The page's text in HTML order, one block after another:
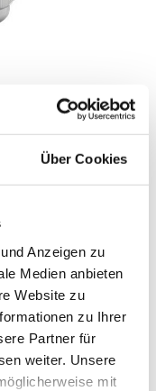
Über Cookies
Anzeigen zu
Medien anbieten
Website zu
zu Ihrer
Partner für
weiter. Unsere
mit